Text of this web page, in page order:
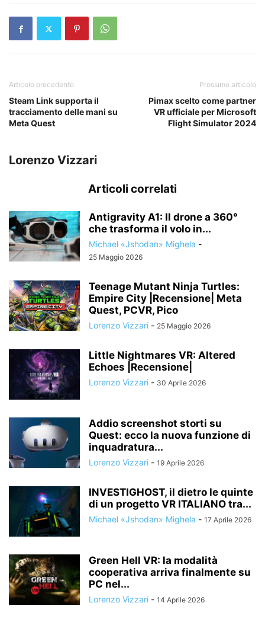
Articolo precedente
Steam Link supporta il
tracciamento delle mani su
Meta Quest
Prossimo articolo
Pimax scelto come partner
VR ufficiale per Microsoft
Flight Simulator 2024
Lorenzo Vizzari
Articoli correlati
Antigravity A1: Il drone a 360°
che trasforma il volo in...
Michael «Jshodan» Mighela -
25 Maggio 2026
Teenage Mutant Ninja Turtles:
Empire City |Recensione| Meta
Quest, PCVR, Pico
Lorenzo Vizzari - 25 Maggio 2026
Little Nightmares VR: Altered
Echoes |Recensione|
Lorenzo Vizzari - 30 Aprile 2026
Addio screenshot storti su
Quest: ecco la nuova funzione di
inquadratura...
Lorenzo Vizzari - 19 Aprile 2026
INVESTIGHOST, il dietro le quinte
di un progetto VR ITALIANO tra...
Michael «Jshodan» Mighela - 17 Aprile 2026
Green Hell VR: la modalità
cooperativa arriva finalmente su
PC nel...
Lorenzo Vizzari - 14 Aprile 2026